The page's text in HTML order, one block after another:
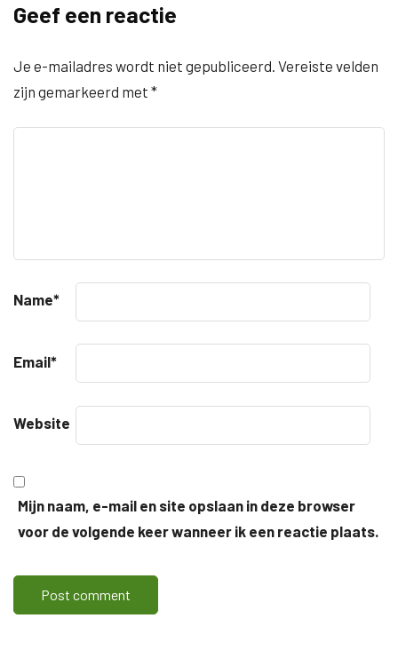
Geef een reactie
Je e-mailadres wordt niet gepubliceerd. Vereiste velden
zijn gemarkeerd met *
Name*
Email*
Website
Mijn naam, e-mail en site opslaan in deze browser
voor de volgende keer wanneer ik een reactie plaats.